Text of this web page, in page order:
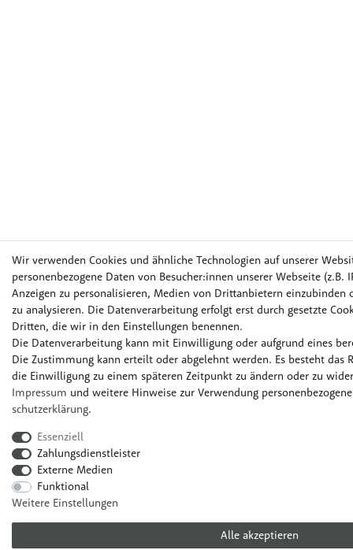
Wir verwenden Cookies und ähnliche Technologien auf unserer
personenbezogene Daten von Besucher:innen unserer Webseite (z.B.
Anzeigen zu personalisieren, Medien von Drittanbietern einzubinden
zu analysieren. Die Datenverarbeitung erfolgt erst durch gesetzte
Dritten, die wir in den Einstellungen benennen.
Die Datenverarbeitung kann mit Einwilligung oder aufgrund eines
Die Zustimmung kann erteilt oder abgelehnt werden. Es besteht das
die Einwilligung zu einem späteren Zeitpunkt zu ändern oder zu
Impressum und weitere Hinweise zur Verwendung
schutz­erklärung.
Essenziell
Zahlungsdienstleister
Externe Medien
Funktional
Weitere Einstellungen
Alle akzeptieren